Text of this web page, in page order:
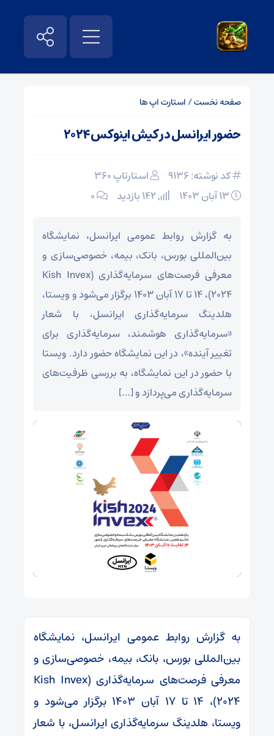
صفحه نخست/ استارت اپ ها
حضور ایرانسل در کیش اینوکس ۲۰۲۴
کد نوشته: 9136
استارتاپ ۳۶۰
۰
به گزارش روابط عمومی ایرانسل، نمایشگاه
بین‌المللی بورس، بانک، بیمه، خصوصی‌سازی و
معرفی فرصت‌های سرمایه‌گذاری (Kish Invex
2024)، ۱۴ تا ۱۷ آبان ۱۴۰۳ برگزار می‌شود و ویستا،
هلدینگ سرمایه‌گذاری ایرانسل، با شعار
«سرمایه‌گذاری هوشمند، سرمایه‌گذاری برای
تغییر آینده»، در این نمایشگاه حضور دارد. ویستا
با حضور در این نمایشگاه، به بررسی ظرفیت‌های
سرمایه‌گذاری می‌پردازد و […]
به گزارش روابط عمومی ایرانسل، نمایشگاه
بین‌المللی بورس، بانک، بیمه، خصوصی‌سازی و
معرفی فرصت‌های سرمایه‌گذاری (Kish Invex
2024)، ۱۴ تا ۱۷ آبان ۱۴۰۳ برگزار می‌شود و
ویستا، هلدینگ سرمایه‌گذاری ایرانسل، با شعار